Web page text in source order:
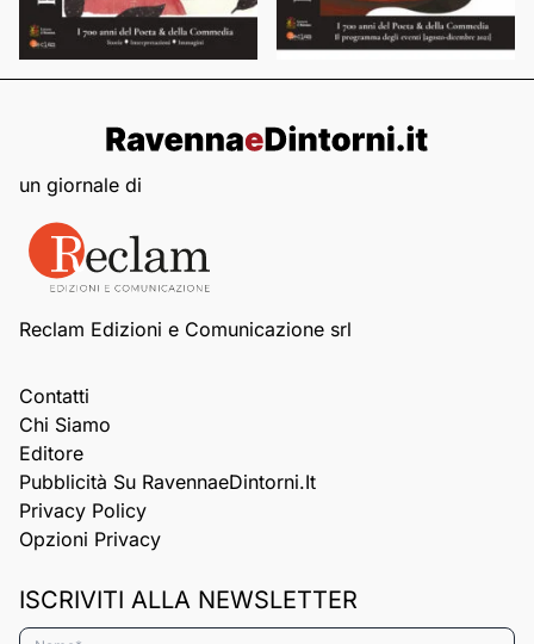
un giornale di
Reclam Edizioni e Comunicazione srl
Contatti
Chi Siamo
Editore
Pubblicità Su RavennaeDintorni.it
Privacy Policy
Opzioni Privacy
ISCRIVITI ALLA NEWSLETTER
Nome*